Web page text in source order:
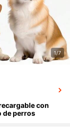
1/7
con
de perros